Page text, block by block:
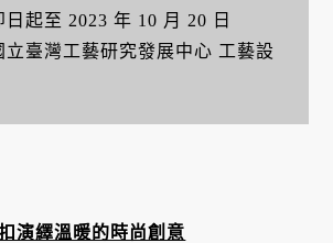
起至 2023 年 10 月 20 日
立臺灣工藝研究發展中心 工藝設
演繹溫暖的時尚創意